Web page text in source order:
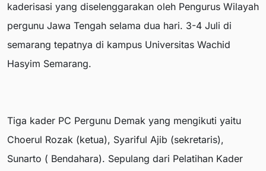
kaderisasi yang diselenggarakan oleh Pengurus Wilayah
pergunu Jawa Tengah selama dua hari. 3-4 Juli di
semarang tepatnya di kampus Universitas Wachid
Hasyim Semarang.
Tiga kader PC Pergunu Demak yang mengikuti yaitu
Choerul Rozak (ketua), Syariful Ajib (sekretaris),
Sunarto ( Bendahara). Sepulang dari Pelatihan Kader